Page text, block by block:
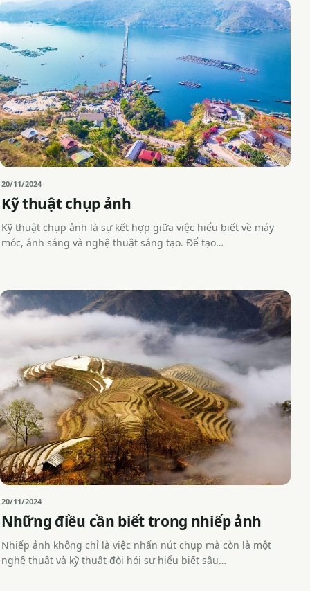
20/11/2024
Kỹ thuật chụp ảnh
Kỹ thuật chụp ảnh là sự kết hợp giữa việc hiểu biết về máy
móc, ánh sáng và nghệ thuật sáng tạo. Để tạo…
20/11/2024
Những điều cần biết trong nhiếp ảnh
Nhiếp ảnh không chỉ là việc nhấn nút chụp mà còn là một
nghệ thuật và kỹ thuật đòi hỏi sự hiểu biết sâu…